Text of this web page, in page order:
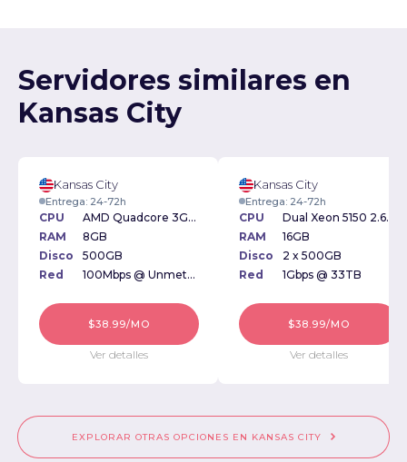
Servidores similares en
Kansas City
Kansas City
Entrega: 24-72h
CPU
AMD Quadcore 3Ghz
RAM
8GB
Disco
500GB
Red
100Mbps @ Unmetered
$38.99/MO
Ver detalles
Kansas City
Entrega: 24-72h
CPU
Dual Xeon 5150 2.66Ghz
RAM
16GB
Disco
2 x 500GB
Red
1Gbps @ 33TB
$38.99/MO
Ver detalles
EXPLORAR OTRAS OPCIONES EN KANSAS CITY